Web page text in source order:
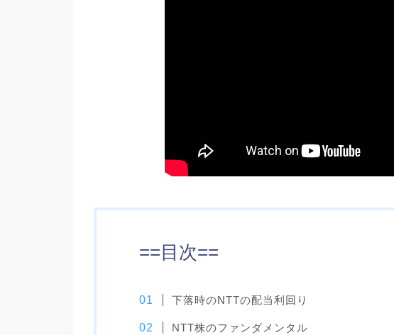
==目次==
下落時のNTTの配当利回り
NTT株のファンダメンタル